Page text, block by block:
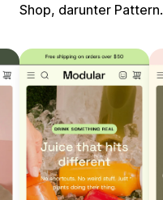
Shop, darunter Pattern.